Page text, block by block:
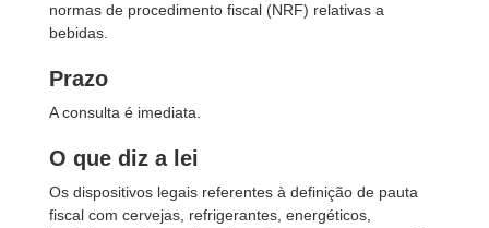
normas de procedimento fiscal (NRF) relativas a
bebidas.
Prazo
A consulta é imediata.
O que diz a lei
Os dispositivos legais referentes à definição de pauta
fiscal com cervejas, refrigerantes, energéticos,